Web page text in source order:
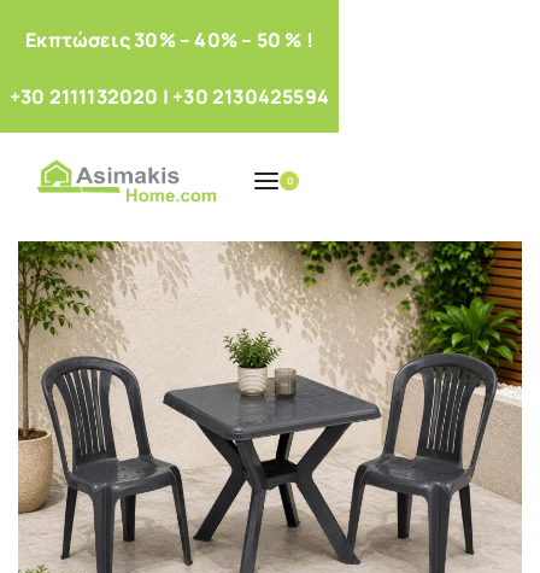
Eκπτώσεις 30% – 40% – 50 % !
+30 2111132020 | +30 2130425594
0